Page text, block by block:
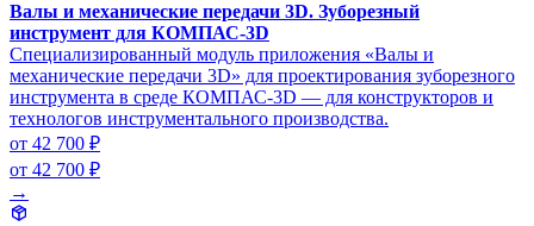
Валы и механические передачи 3D. Зуборезный
инструмент для КОМПАС-3D
Специализированный модуль приложения «Валы и
механические передачи 3D» для проектирования зуборезного
инструмента в среде КОМПАС-3D — для конструкторов и
технологов инструментального производства.
от 42 700 ₽
от 42 700 ₽
→